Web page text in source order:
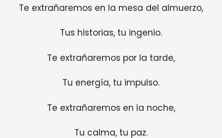
Te extrañaremos en la mesa del almuerzo,
Tus historias, tu ingenio.
Te extrañaremos por la tarde,
Tu energía, tu impulso.
Te extrañaremos en la noche,
Tu calma, tu paz.